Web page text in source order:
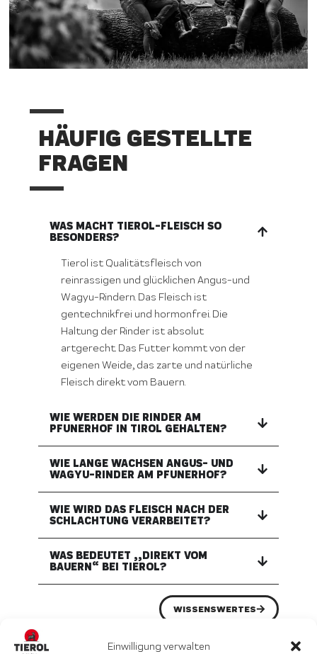
Einwilligung verwalten
HÄUFIG GESTELLTE
FRAGEN
WAS MACHT TIEROL-FLEISCH SO
BESONDERS?
Tierol ist Qualitätsfleisch von
reinrassigen und glücklichen Angus-und
Wagyu-Rindern. Das Fleisch ist
gentechnikfrei und hormonfrei. Die
Haltung der Rinder ist absolut
artgerecht. Das Futter kommt von der
eigenen Weide, das zarte und natürliche
Fleisch direkt vom Bauern.
WIE WERDEN DIE RINDER AM
PFUNERHOF IN TIROL GEHALTEN?
WIE LANGE WACHSEN ANGUS- UND
WAGYU-RINDER AM PFUNERHOF?
WIE WIRD DAS FLEISCH NACH DER
SCHLACHTUNG VERARBEITET?
WAS BEDEUTET „„DIREKT VOM
BAUERN“ BEI TIEROL?
WISSENSWERTES